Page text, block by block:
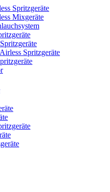
Spritzgeräte
Mixgeräte
Spritzgeräte